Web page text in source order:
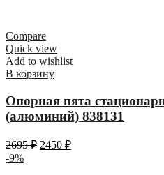
Compare
Quick view
Add to wishlist
В корзину
Опорная пята
(алюминий) 838131
2695₽ 2450 ₽
-9%